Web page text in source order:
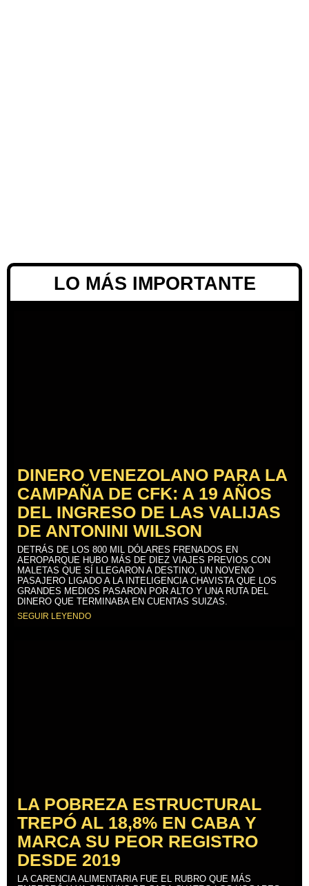
LO MÁS IMPORTANTE
DINERO VENEZOLANO PARA LA
CAMPAÑA DE CFK: A 19 AÑOS
DEL INGRESO DE LAS VALIJAS
DE ANTONINI WILSON
DETRÁS DE LOS 800 MIL DÓLARES FRENADOS EN
AEROPARQUE HUBO MÁS DE DIEZ VIAJES PREVIOS CON
MALETAS QUE SÍ LLEGARON A DESTINO, UN NOVENO
PASAJERO LIGADO A LA INTELIGENCIA CHAVISTA QUE LOS
GRANDES MEDIOS PASARON POR ALTO Y UNA RUTA DEL
DINERO QUE TERMINABA EN CUENTAS SUIZAS.
SEGUIR LEYENDO
LA POBREZA ESTRUCTURAL
TREPÓ AL 18,8% EN CABA Y
MARCA SU PEOR REGISTRO
DESDE 2019
LA CARENCIA ALIMENTARIA FUE EL RUBRO QUE MÁS